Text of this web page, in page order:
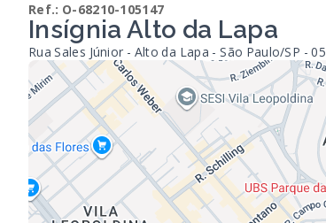
Ref.: O-68210-105147
Insígnia Alto da Lapa
Rua Sales Júnior - Alto da Lapa - São Paulo/SP -